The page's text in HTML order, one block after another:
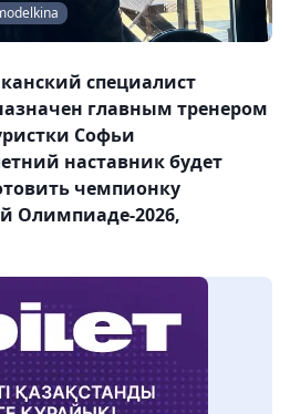
специалист
главным тренером
Софьи
наставник будет
чемпионку
Олимпиаде-2026,